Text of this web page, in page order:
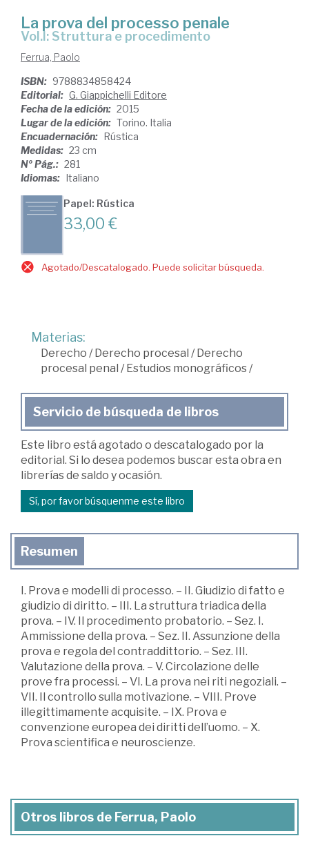
La prova del processo penale
Vol.I: Struttura e procedimento
Ferrua, Paolo
ISBN: 9788834858424
Editorial: G. Giappichelli Editore
Fecha de la edición: 2015
Lugar de la edición: Torino. Italia
Encuadernación: Rústica
Medidas: 23 cm
Nº Pág.: 281
Idiomas: Italiano
Papel: Rústica
33,00 €
Agotado/Descatalogado. Puede solicitar búsqueda.
Materias:
Derecho /Derecho procesal /Derecho
procesal penal /Estudios monográficos/
Servicio de búsqueda de libros
Este libro está agotado o descatalogado por la
editorial. Si lo desea podemos buscar esta obra en
librerías de saldo y ocasión.
Sí, por favor búsquenme este libro
Resumen
I. Prova e modelli di processo. – II. Giudizio di fatto e
giudizio di diritto. – III. La struttura triadica della
prova. – IV. Il procedimento probatorio. – Sez. I.
Ammissione della prova. – Sez. II. Assunzione della
prova e regola del contraddittorio. – Sez. III.
Valutazione della prova. – V. Circolazione delle
prove fra processi. – VI. La prova nei riti negoziali. –
VII. Il controllo sulla motivazione. – VIII. Prove
illegittimamente acquisite. – IX. Prova e
convenzione europea dei diritti dell’uomo. – X.
Prova scientifica e neuroscienze.
Otros libros de Ferrua, Paolo